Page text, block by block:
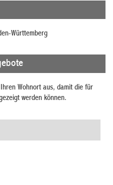
Württemberg
Wohnort aus, damit die für
werden können.